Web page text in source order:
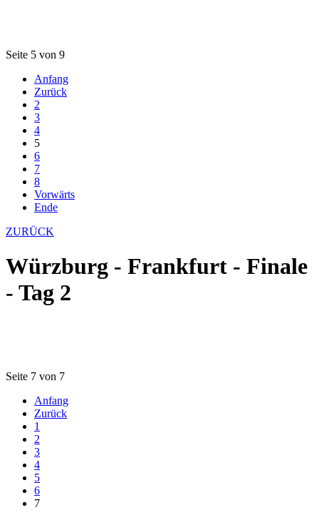
Seite 5 von 9
Anfang
Zurück
2
3
4
5
6
7
8
Vorwärts
Ende
ZURÜCK
Würzburg - Frankfurt - Finale
- Tag 2
Seite 7 von 7
Anfang
Zurück
1
2
3
4
5
6
7